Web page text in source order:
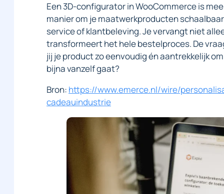
Een 3D-configurator in WooCommerce is
manier om je maatwerkproducten
service of klantbeleving. Je vervangt niet
transformeert het hele bestelproces. De
jij je product zo eenvoudig én aantrekkelijk
bijna vanzelf gaat?
Bron: https://www.emerce.nl/wire/
cadeauindustrie